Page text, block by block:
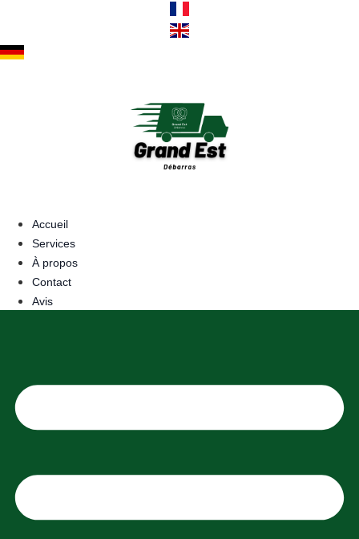
contenu
Accueil
Services
À propos
Contact
Avis